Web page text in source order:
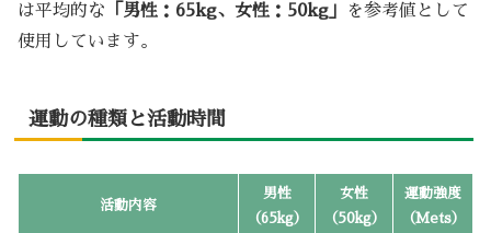
は平均的な 「男性：65kg、女性：50kg」
を参考値として
使用しています。
運動の種類と活動時間
活動内容
男性
（65kg）
女性
（50kg）
運動強度
（Mets）